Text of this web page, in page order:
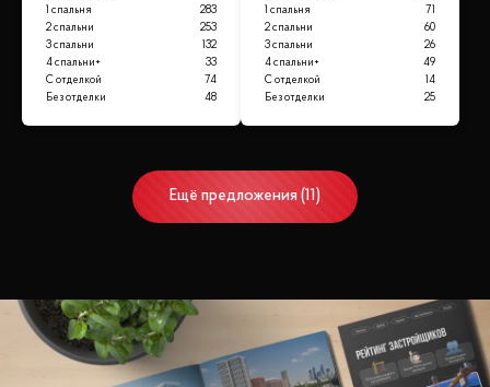
1 спальня
283
2 спальни
253
3 спальни
132
4 спальни+
33
С отделкой
74
Без отделки
48
1 спальня
71
2 спальни
60
3 спальни
26
4 спальни+
49
С отделкой
14
Без отделки
25
Ещё предложения (11 )